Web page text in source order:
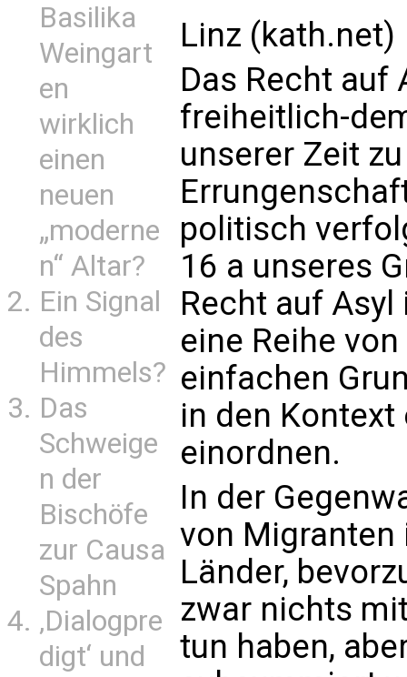
Basilika
Weingart
en
wirklich
einen
neuen
„moderne
n“ Altar?
Ein Signal
des
Himmels?
Das
Schweige
n der
Bischöfe
zur Causa
Spahn
‚Dialogpre
digt‘ und
Linz (kath.net)
Das Recht auf
freiheitlich-
unserer Zeit
politisch
16 a unseres
Recht auf
eine Reihe
einfachen
in den
einordnen.
In der
von Migranten
Länder,
zwar nichts
tun haben,